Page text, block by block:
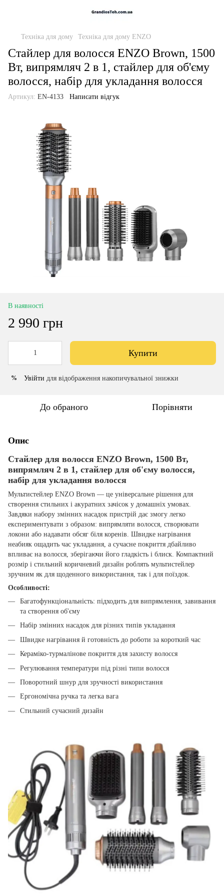
Техніка для дому Техніка для дому ENZO
Стайлер для волосся ENZO Brown, 1500
Вт, випрямляч 2 в 1, стайлер для об'єму
волосся, набір для укладання волосся
Артикул: EN-4133 Написати відгук
В наявності
2 990 грн
Купити
% Увійти для відображення накопичувальної знижки
До обраного Порівняти
Опис
Стайлер для волосся ENZO Brown, 1500 Вт,
випрямляч 2 в 1, стайлер для об'єму волосся,
набір для укладання волосся
Мультистейлер ENZO Brown — це універсальне рішення для
створення стильних і акуратних зачісок у домашніх умовах.
Завдяки набору змінних насадок пристрій дає змогу легко
експериментувати з образом: випрямляти волосся, створювати
локони або надавати обсяг біля коренів. Швидке нагрівання
неабияк ощадить час укладання, а сучасне покриття дбайливо
впливає на волосся, зберігаючи його гладкість і блиск. Компактний
розмір і стильний коричневий дизайн роблять мультистейлер
зручним як для щоденного використання, так і для поїздок.
Особливості:
Багатофункціональність: підходить для випрямлення, завивання
та створення об'єму
Набір змінних насадок для різних типів укладання
Швидке нагрівання й готовність до роботи за короткий час
Кераміко-турмалінове покриття для захисту волосся
Регулювання температури під різні типи волосся
Поворотний шнур для зручності використання
Ергономічна ручка та легка вага
Стильний сучасний дизайн